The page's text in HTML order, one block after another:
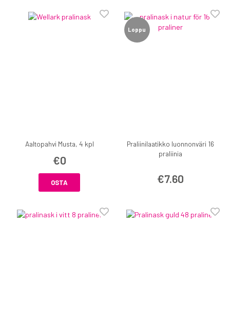
Aaltopahvi Musta, 4 kpl
€0
OSTA
Loppu
Praliinilaatikko luonnonväri 16
praliinia
€7.60